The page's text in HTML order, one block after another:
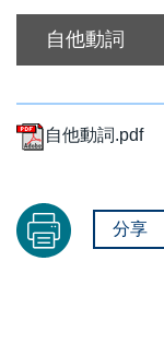
自他動詞
自他動詞.pdf
分享